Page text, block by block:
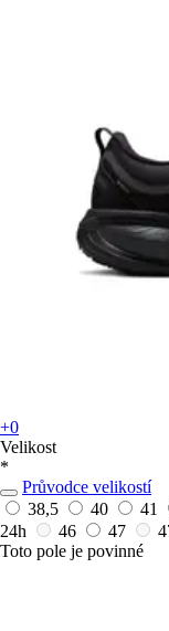
+0
Velikost
*
Průvodce velikostí
38,5
40 41
24h
46 47
Toto pole je povinné